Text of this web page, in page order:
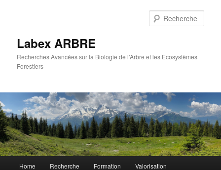
Labex ARBRE
Recherches Avancées sur la Biologie de l’Arbre et les Ecosystèmes
Forestiers
Aller
Home Recherche Formation Valorisation